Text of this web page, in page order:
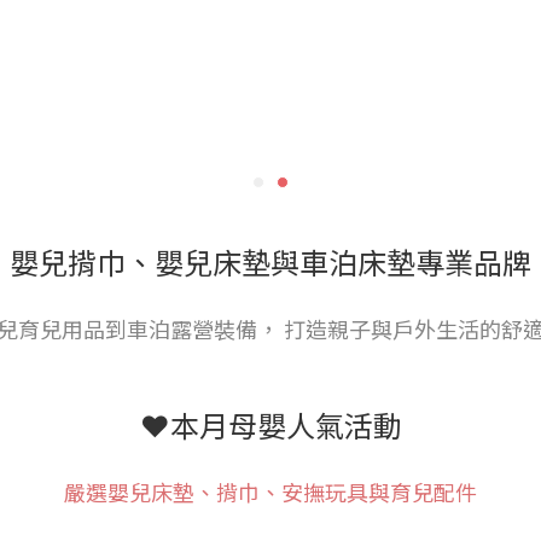
嬰兒揹巾、嬰兒床墊與車泊床墊專業品牌
育兒用品到車泊露營裝備， 打造親子與戶外生活的舒
❤️本月母嬰人氣活動
嚴選嬰兒床墊、揹巾、安撫玩具與育兒配件